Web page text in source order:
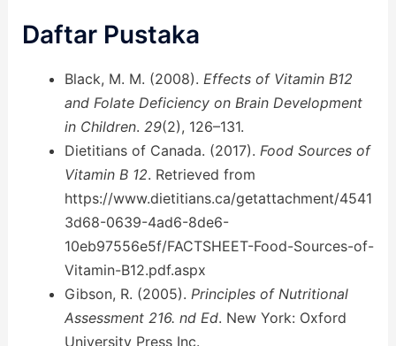
Daftar Pustaka
Black, M. M. (2008). Effects of Vitamin B12
and Folate Deficiency on Brain Development
in Children. 29(2), 126–131.
Dietitians of Canada. (2017). Food Sources of
Vitamin B 12. Retrieved from
https://www.dietitians.ca/getattachment/4541
3d68-0639-4ad6-8de6-
10eb97556e5f/FACTSHEET-Food-Sources-of-
Vitamin-B12.pdf.aspx
Gibson, R. (2005). Principles of Nutritional
Assessment 216. nd Ed. New York: Oxford
University Press Inc.